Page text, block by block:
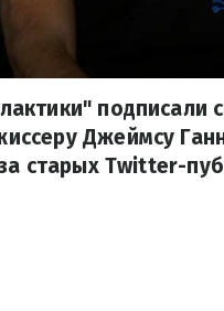
подписали
Джеймсу
старых Twitter-